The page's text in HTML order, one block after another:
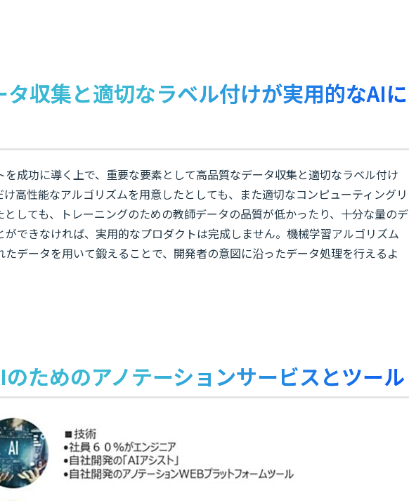
収集と適切なラベル付けが実用的なAIに
成功に導く上で、重要な要素として高品質なデータ収集と適切なラベル付け
高性能なアルゴリズムを用意したとしても、また適切なコンピューティングリ
としても、トレーニングのための教師データの品質が低かったり、十分な量のデ
ができなければ、実用的なプロダクトは完成しません。機械学習アルゴリズム
データを用いて鍛えることで、開発者の意図に沿ったデータ処理を行えるよ
ためのアノテーションサービスとツール